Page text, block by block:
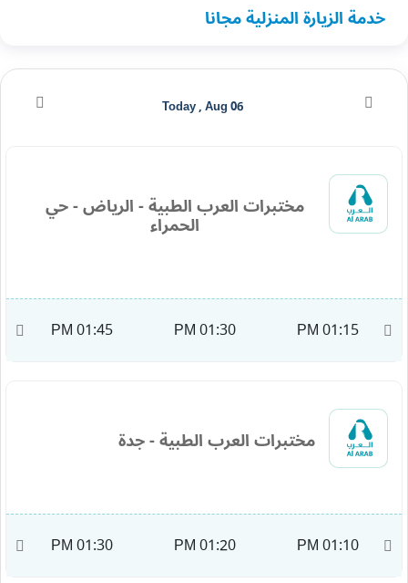
خدمة الزيارة المنزلية مجانا
مختبرات العرب الطبية - الرياض - حي
الحمراء
01:15 PM
01:30 PM
01:45 PM
مختبرات العرب الطبية - جدة
01:10 PM
01:20 PM
01:30 PM